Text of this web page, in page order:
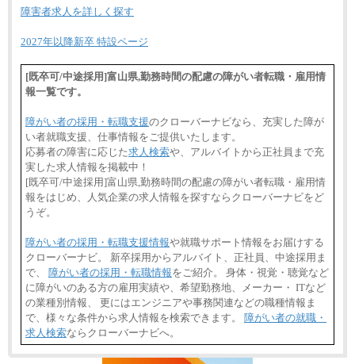
障害者求人を詳しく探す
2027年以降新卒 特設ページ
[既卒可/中途採用]富山県,勤務時間の配慮の障がい者転職・雇用情
報一覧です。
障がい者の採用・転職支援のクローバーナビなら、充実した障が
い者就職支援、仕事情報をご提供いたします。
応募者の障害に応じた求人検索や、アルバイトから正社員まで充
実した求人情報を掲載中！
[既卒可/中途採用]富山県,勤務時間の配慮の障がい者転職・雇用情
報をはじめ、人気企業の求人情報を探すならクローバーナビをど
うぞ。
障がい者の採用・転職支援情報や就職サポート情報をお届けする
クローバーナビ。 新卒採用からアルバイト、正社員、中途採用ま
で、 障がい者の採用・転職情報をご紹介。 身体・視覚・聴覚など
に障がいのある方の雇用実績や、希望勤務地、メーカー・ ITなど
の業種別情報、 更にはエンジニアや事務関連などの職種情報ま
で、様々な条件から求人情報を検索できます。 障がい者の就職・
求人検索ならクローバーナビへ。